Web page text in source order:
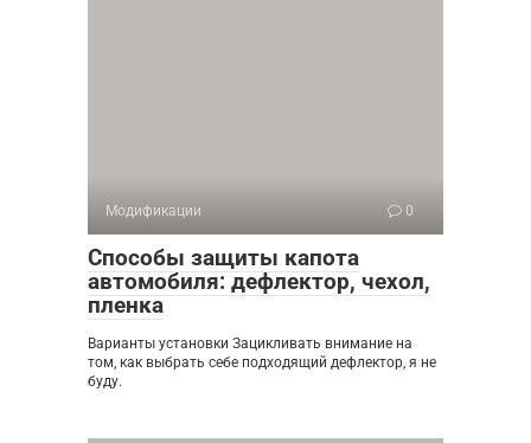
Модификации 0
Способы защиты капота
автомобиля: дефлектор, чехол,
пленка
Варианты установки Зацикливать внимание на
том, как выбрать себе подходящий дефлектор, я не
буду.